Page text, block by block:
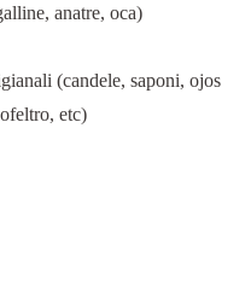
anatre, oca)
(candele, saponi, ojos
etc)